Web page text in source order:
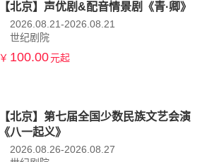
【北京】声优剧&配音情景剧《青·卿》
2026.08.21-2026.08.21
世纪剧院
￥ 100.00元起
【北京】第七届全国少数民族文艺会演
《八一起义》
2026.08.26-2026.08.27